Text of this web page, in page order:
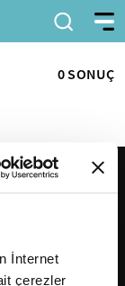
İnternet
çerezler
0 SONUÇ